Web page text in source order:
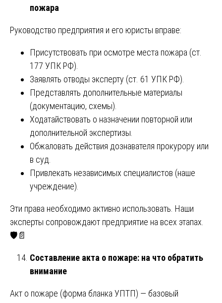
пожара
Руководство предприятия и его юристы вправе:
Присутствовать при осмотре места пожара (ст.
177 УПК РФ).
Заявлять отводы эксперту (ст. 61 УПК РФ).
Представлять дополнительные материалы
(документацию, схемы).
Ходатайствовать о назначении повторной или
дополнительной экспертизы.
Обжаловать действия дознавателя прокурору или
в суд.
Привлекать независимых специалистов (наше
учреждение).
Эти права необходимо активно использовать. Наши
эксперты сопровождают предприятие на всех этапах.
🛡️📄
Составление акта о пожаре: на что обратить
внимание
Акт о пожаре (форма бланка УПТП) — базовый